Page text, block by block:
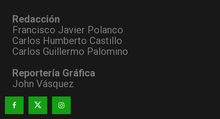
Redacción
Francisco Javier Polanco
Carlos Humberto Castillo
Carlos Guillermo Palomino
Reportería Gráfica
John Vásquez